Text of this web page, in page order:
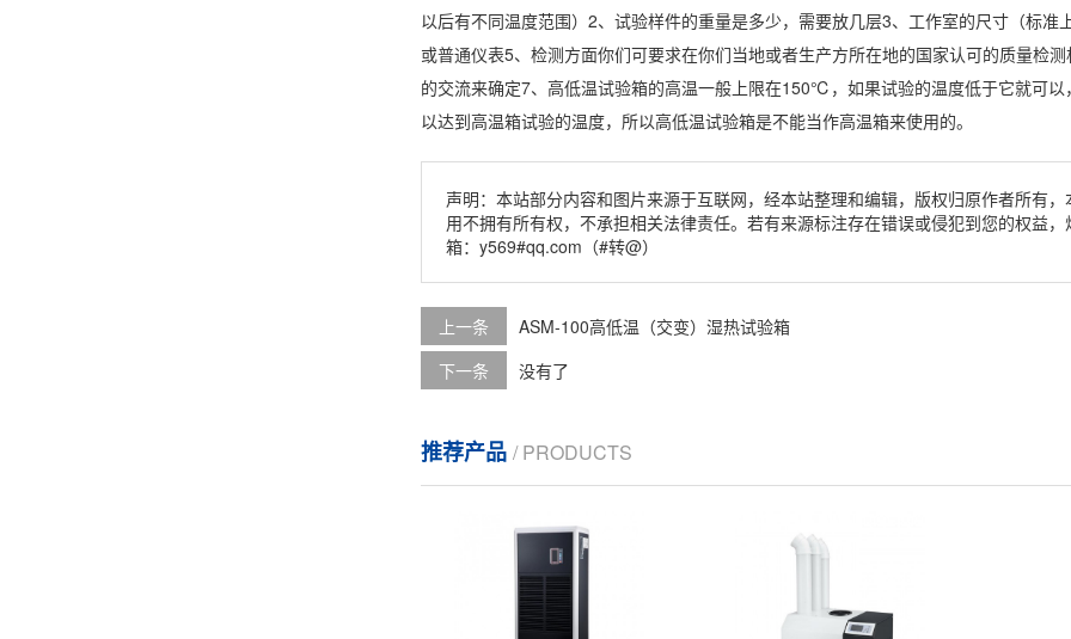
以后有不同温度范围）2、试验样件的重量是多少，需要放几层3、工作室的尺寸（标
或普通仪表5、检测方面你们可要求在你们当地或者生产方所在地的国家认可的质量检
的交流来确定7、高低温试验箱的高温一般上限在150℃，如果试验的温度低于它就可
以达到高温箱试验的温度，所以高低温试验箱是不能当作高温箱来使用的。
声明：本站部分内容和图片来源于互联网，经本站整理和编辑，版权归原作者所有
用不拥有所有权，不承担相关法律责任。若有来源标注存在错误或侵犯到您的权益
箱：y569#qq.com（#转@）
上一条
ASM-100高低温（交变）湿热试验箱
下一条
没有了
推荐产品 / PRODUCTS